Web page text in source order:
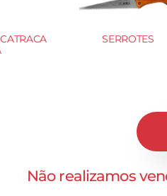
SERROTES
Não realizamos